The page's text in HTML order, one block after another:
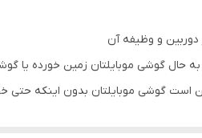
و وظیفه آن
به حال گوشی موبایلتان زمین خورده یا
است گوشی موبایلتان بدون اینکه حتی